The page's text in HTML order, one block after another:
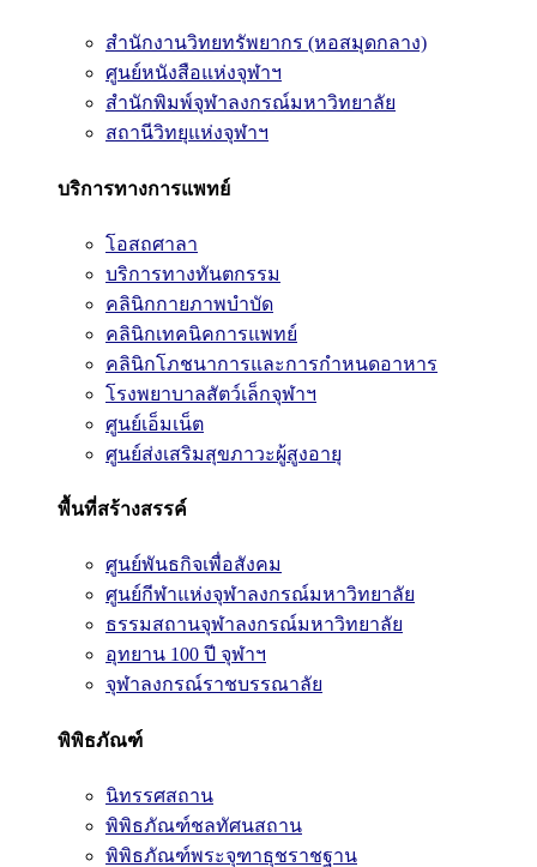
สำนักงานวิทยทรัพยากร (หอสมุดกลาง)
ศูนย์หนังสือแห่งจุฬาฯ
สำนักพิมพ์จุฬาลงกรณ์มหาวิทยาลัย
สถานีวิทยุแห่งจุฬาฯ
บริการทางการแพทย์
โอสถศาลา
บริการทางทันตกรรม
คลินิกกายภาพบำบัด
คลินิกเทคนิคการแพทย์
คลินิกโภชนาการและการกำหนดอาหาร
โรงพยาบาลสัตว์เล็กจุฬาฯ
ศูนย์เอ็มเน็ต
ศูนย์ส่งเสริมสุขภาวะผู้สูงอายุ
พื้นที่สร้างสรรค์
ศูนย์พันธกิจเพื่อสังคม
ศูนย์กีฬาแห่งจุฬาลงกรณ์มหาวิทยาลัย
ธรรมสถานจุฬาลงกรณ์มหาวิทยาลัย
อุทยาน 100 ปี จุฬาฯ
จุฬาลงกรณ์ราชบรรณาลัย
พิพิธภัณฑ์
นิทรรศสถาน
พิพิธภัณฑ์ชลทัศนสถาน
พิพิธภัณฑ์พระจุฑาธุชราชฐาน